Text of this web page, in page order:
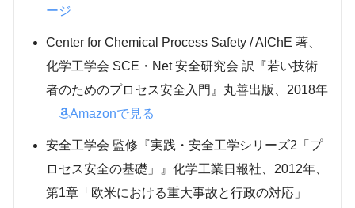
ージ
Center for Chemical Process Safety / AIChE 著、
化学工学会 SCE・Net 安全研究会 訳『若い技術
者のためのプロセス安全入門』丸善出版、2018年
Amazonで見る
安全工学会 監修『実践・安全工学シリーズ2「プ
ロセス安全の基礎」』化学工業日報社、2012年、
第1章「欧米における重大事故と行政の対応」